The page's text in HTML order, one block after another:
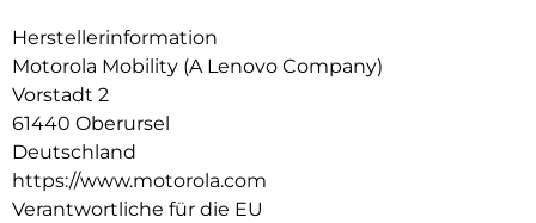
deinen Geräten kompatibel und es passt problemlos in deine
Herstellerinformation
Motorola Mobility (A Lenovo Company)
Vorstadt 2
61440 Oberursel
Deutschland
https://www.motorola.com
Verantwortliche für die EU